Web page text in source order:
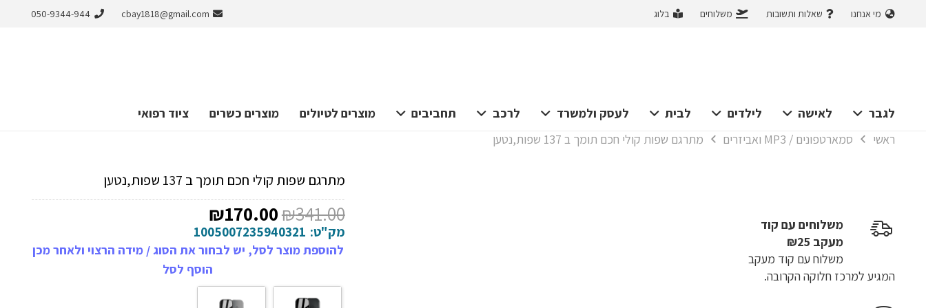
מי אנחנו שאלות ותשובות משלוחים בלוג cbay1818@gmail.com
050-9344-944
לגבר לאישה לילדים לבית לעסק ולמשרד לרכב תחביבים מוצרים לטיולים מוצרים כשרים
ציוד רפואי
ראשי
סמארטפונים / MP3 ואביזרים מתרגם שפות קולי חכם תומך ב 137 שפות,נטען
מתרגם שפות קולי חכם תומך ב 137 שפות,נטען
₪341.00 המחיר
המקורי
היה:
₪341.00.
₪170.00
הנוכחי
הוא:
₪170.00.
מק"ט: 1005007235940321
להוספת מוצר לסל, יש לבחור את הסוג / מידה הרצוי ולאחר מכן
הוסף לסל
משלוחים עם קוד
מעקב ₪25
משלוח​ עם קוד מעקב
המגיע למרכז חלוקה הקרובה.